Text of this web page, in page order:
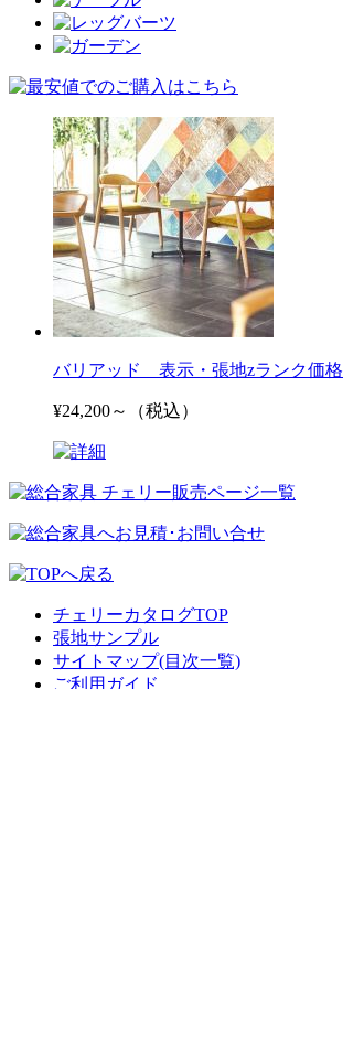
バリアッド 表示・張地zランク価格
¥24,200～（税込）
チェリーカタログTOP
張地サンプル
サイトマップ(目次一覧)
ご利用ガイド